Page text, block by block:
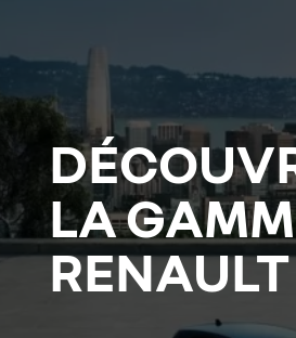
LA
RENAULT